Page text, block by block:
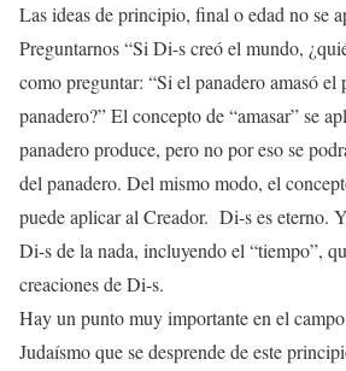
Las ideas de principio, final o edad no se
Preguntarnos “Si Di-s creó el mundo,
como preguntar: “Si el panadero amasó el
panadero?” El concepto de “amasar” se
panadero produce, pero no por eso se
del panadero. Del mismo modo, el
puede aplicar al Creador. Di-s es eterno.
Di-s de la nada, incluyendo el “tiempo”,
creaciones de Di-s.
Hay un punto muy importante en el
Judaísmo que se desprende de este